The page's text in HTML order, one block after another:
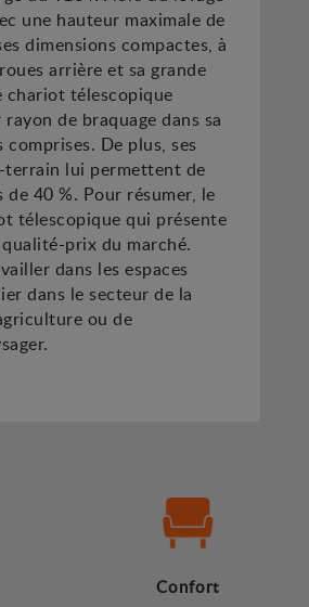
une hauteur maximale de
dimensions compactes, à
arrière et sa grande
télescopique
de braquage dans sa
De plus, ses
lui permettent de
40 %. Pour résumer, le
télescopique qui présente
prix du marché.
dans les espaces
dans le secteur de la
ou de
Confort